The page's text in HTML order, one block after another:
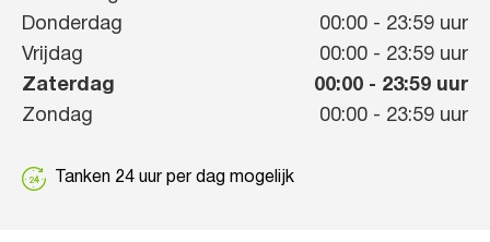
Donderdag
00:00 - 23:59 uur
Vrijdag
00:00 - 23:59 uur
Zaterdag
00:00 - 23:59 uur
Zondag
00:00 - 23:59 uur
Tanken 24 uur per dag mogelijk